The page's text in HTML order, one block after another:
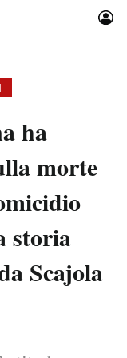
Idee
ha
morte
storia
Scajola